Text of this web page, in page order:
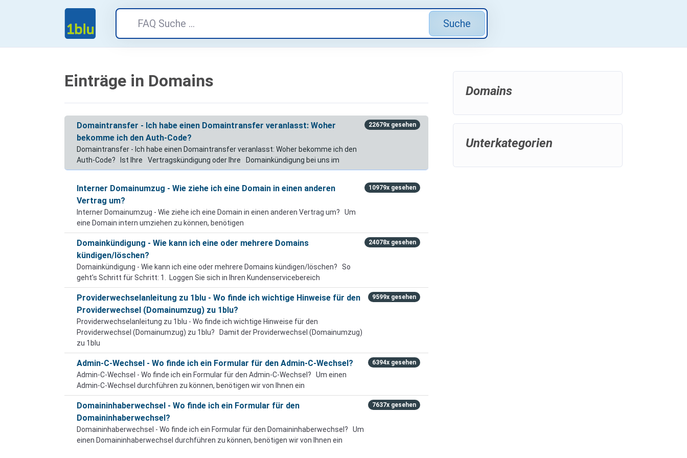
Suche
Einträge in Domains
Domaintransfer - Ich habe einen Domaintransfer veranlasst: Woher
bekomme ich den Auth-Code?
Domaintransfer - Ich habe einen Domaintransfer veranlasst: Woher bekomme ich den
Auth-Code? Ist Ihre Vertragskündigung oder Ihre Domainkündigung bei uns im
22679x gesehen
Interner Domainumzug - Wie ziehe ich eine Domain in einen anderen
Vertrag um?
Interner Domainumzug - Wie ziehe ich eine Domain in einen anderen Vertrag um? Um
eine Domain intern umziehen zu können, benötigen
10979x gesehen
Domainkündigung - Wie kann ich eine oder mehrere Domains
kündigen/löschen?
Domainkündigung - Wie kann ich eine oder mehrere Domains kündigen/löschen? So
geht’s Schritt für Schritt: 1. Loggen Sie sich in Ihren Kundenservicebereich
24078x gesehen
Providerwechselanleitung zu 1blu - Wo finde ich wichtige Hinweise für den
Providerwechsel (Domainumzug) zu 1blu?
Providerwechselanleitung zu 1blu - Wo finde ich wichtige Hinweise für den
Providerwechsel (Domainumzug) zu 1blu? Damit der Providerwechsel (Domainumzug)
zu 1blu
9599x gesehen
Admin-C-Wechsel - Wo finde ich ein Formular für den Admin-C-Wechsel?
Admin-C-Wechsel - Wo finde ich ein Formular für den Admin-C-Wechsel? Um einen
Admin-C-Wechsel durchführen zu können, benötigen wir von Ihnen ein
6394x gesehen
Domaininhaberwechsel - Wo finde ich ein Formular für den
Domaininhaberwechsel?
Domaininhaberwechsel - Wo finde ich ein Formular für den Domaininhaberwechsel? Um
einen Domaininhaberwechsel durchführen zu können, benötigen wir von Ihnen ein
7637x gesehen
Domains
Unterkategorien